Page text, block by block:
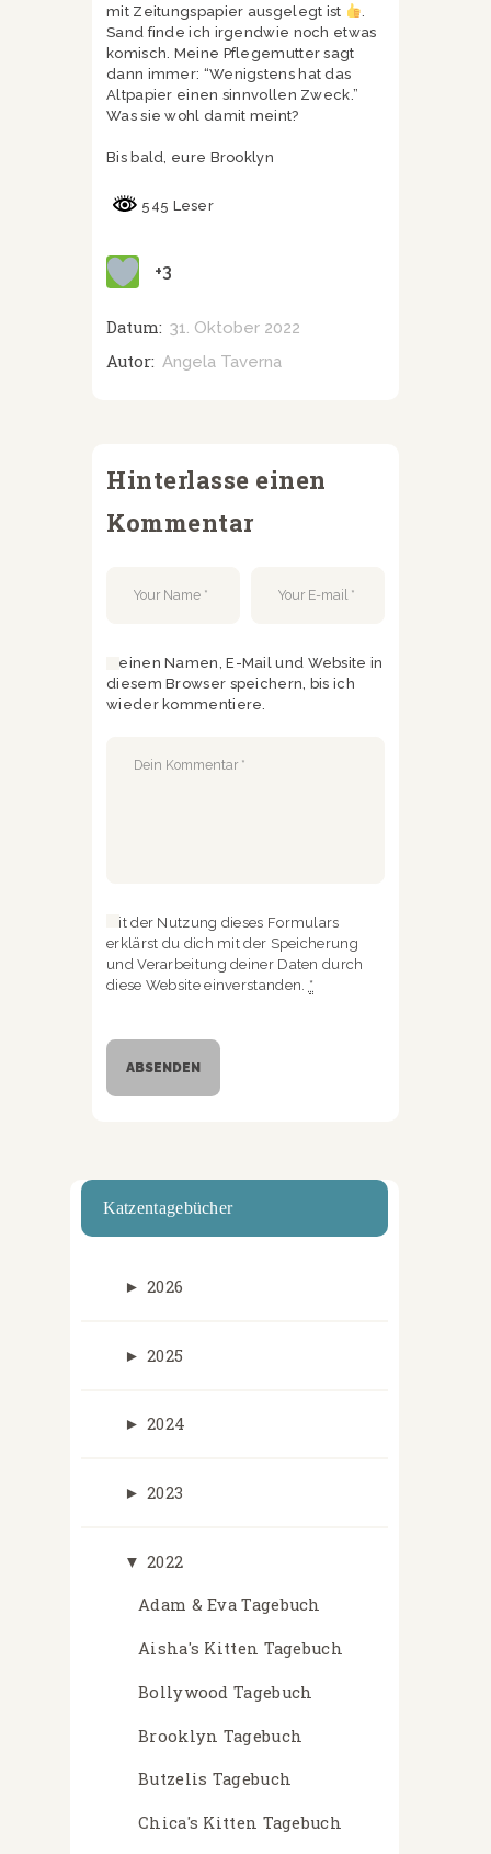
mit Zeitungspapier ausgelegt ist
Sand finde ich irgendwie noch etwas
komisch. Meine Pflegemutter sagt
dann immer: “Wenigstens hat das
Altpapier einen sinnvollen Zweck.”
Was sie wohl damit meint?
Bis bald, eure Brooklyn
545 Leser
+3
Datum: 31. Oktober 2022
Autor: Angela Taverna
Hinterlasse einen
Kommentar
Meinen Namen, E-Mail und Website in
diesem Browser speichern, bis ich
wieder kommentiere.
Mit der Nutzung dieses Formulars
erklärst du dich mit der Speicherung
und Verarbeitung deiner Daten durch
diese Website einverstanden. *
Katzentagebücher
► 2026
► 2025
► 2024
► 2023
▼ 2022
Adam & Eva Tagebuch
Aisha's Kitten Tagebuch
Bollywood Tagebuch
Brooklyn Tagebuch
Butzelis Tagebuch
Chica's Kitten Tagebuch